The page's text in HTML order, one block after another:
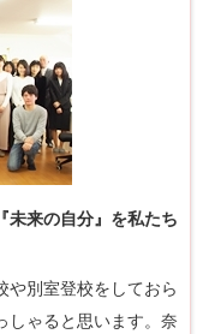
未来の自分』を私たち
や別室登校をしておら
しゃると思います。奈